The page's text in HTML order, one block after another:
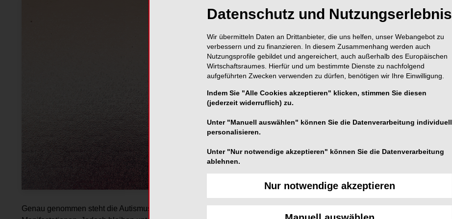
Genau genommen steht die Autismus-Spektrum-Störung in keinem direkten Zusammenhang mit oralen
Datenschutz und Nutzungserlebnis
Wir übermitteln Daten an Drittanbieter, die uns helfen, unser Webangebot zu
verbessern und zu finanzieren. In diesem Zusammenhang werden auch
Nutzungsprofile gebildet und angereichert, auch außerhalb des Europäischen
Wirtschaftsraumes. Hierfür und um bestimmte Dienste zu nachfolgend
aufgeführten Zwecken verwenden zu dürfen, benötigen wir Ihre Einwilligung.
Indem Sie "Alle Cookies akzeptieren" klicken, stimmen Sie diesen
(jederzeit widerruflich) zu.
Unter "Manuell auswählen" können Sie die Datenverarbeitung individuell
personalisieren.
Unter "Nur notwendige akzeptieren" können Sie die Datenverarbeitung
ablehnen.
Nur notwendige akzeptieren